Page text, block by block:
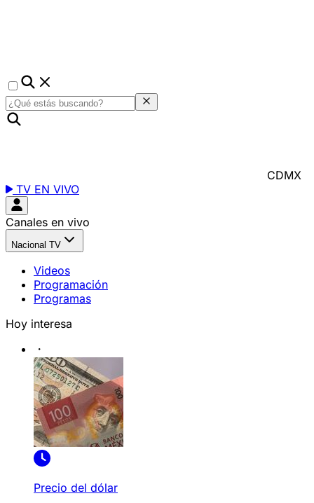
CDMX
TV EN VIVO
Canales en vivo
Nacional TV
Videos
Programación
Programas
Hoy interesa
Precio del dólar